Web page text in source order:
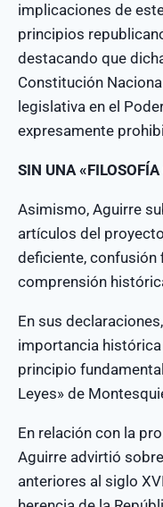
implicaciones de
principios
destacando que
Constitución
legislativa en el
expresamente
SIN UNA
Asimismo, Aguirre
artículos del
deficiente, confusión
comprensión
En sus
importancia
principio
Leyes» de
En relación con la
Aguirre advirtió
anteriores al siglo